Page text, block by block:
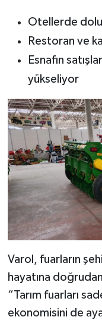
Otellerde
Restoran ve
Esnafın
yükseliyor
Varol, fuarların
hayatına
“Tarım fuarları
ekonomisini de